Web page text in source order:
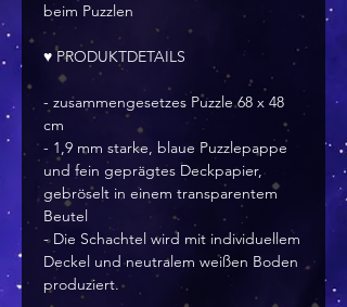
beim Puzzlen
♥ PRODUKTDETAILS
- zusammengesetzes Puzzle 68 x 48
cm
- 1,9 mm starke, blaue Puzzlepappe
und fein geprägtes Deckpapier,
gebröselt in einem transparentem
Beutel
- Die Schachtel wird mit individuellem
Deckel und neutralem weißen Boden
produziert.